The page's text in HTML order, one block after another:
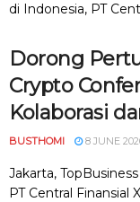
di Indonesia, PT
Dorong
Crypto
Kolaborasi
BUSTHOMI 8 JUNE
Jakarta,
PT Central Finansial